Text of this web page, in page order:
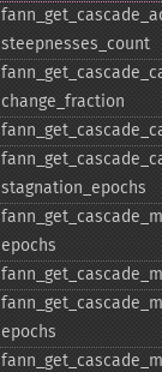
steepnesses_​count
change_​fraction
stagnation_​epochs
epochs
epochs